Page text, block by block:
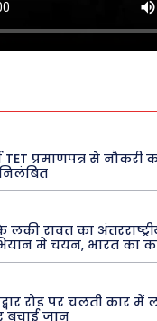
प्रमाणपत्र से नौकरी
रावत का
में चयन, भारत का
रोड पर चलती कार
जान